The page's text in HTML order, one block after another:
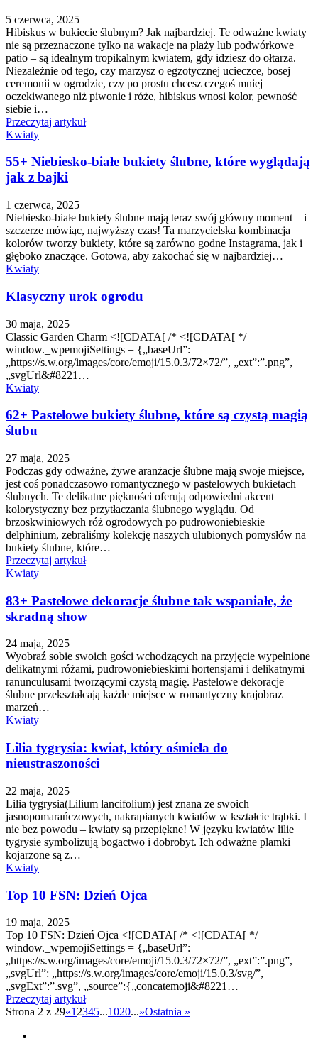
5 czerwca, 2025
Hibiskus w bukiecie ślubnym? Jak najbardziej. Te odważne kwiaty
nie są przeznaczone tylko na wakacje na plaży lub podwórkowe
patio – są idealnym tropikalnym kwiatem, gdy idziesz do ołtarza.
Niezależnie od tego, czy marzysz o egzotycznej ucieczce, bosej
ceremonii w ogrodzie, czy po prostu chcesz czegoś mniej
oczekiwanego niż piwonie i róże, hibiskus wnosi kolor, pewność
siebie i…
Przeczytaj artykuł
Kwiaty
55+ Niebiesko-białe bukiety ślubne, które wyglądają
jak z bajki
1 czerwca, 2025
Niebiesko-białe bukiety ślubne mają teraz swój główny moment – i
szczerze mówiąc, najwyższy czas! Ta marzycielska kombinacja
kolorów tworzy bukiety, które są zarówno godne Instagrama, jak i
głęboko znaczące. Gotowa, aby zakochać się w najbardziej…
Kwiaty
Klasyczny urok ogrodu
30 maja, 2025
Classic Garden Charm <![CDATA[ /* <![CDATA[ */
window._wpemojiSettings = {„baseUrl”:
„https://s.w.org/images/core/emoji/15.0.3/72×72/”, „ext”:”.png”,
„svgUrl&#8221…
Kwiaty
62+ Pastelowe bukiety ślubne, które są czystą magią
ślubu
27 maja, 2025
Podczas gdy odważne, żywe aranżacje ślubne mają swoje miejsce,
jest coś ponadczasowo romantycznego w pastelowych bukietach
ślubnych. Te delikatne piękności oferują odpowiedni akcent
kolorystyczny bez przytłaczania ślubnego wyglądu. Od
brzoskwiniowych róż ogrodowych po pudrowoniebieskie
delphinium, zebraliśmy kolekcję naszych ulubionych pomysłów na
bukiety ślubne, które…
Przeczytaj artykuł
Kwiaty
83+ Pastelowe dekoracje ślubne tak wspaniałe, że
skradną show
24 maja, 2025
Wyobraź sobie swoich gości wchodzących na przyjęcie wypełnione
delikatnymi różami, pudrowoniebieskimi hortensjami i delikatnymi
ranunculusami tworzącymi czystą magię. Pastelowe dekoracje
ślubne przekształcają każde miejsce w romantyczny krajobraz
marzeń…
Kwiaty
Lilia tygrysia: kwiat, który ośmiela do
nieustraszoności
22 maja, 2025
Lilia tygrysia(Lilium lancifolium) jest znana ze swoich
jasnopomarańczowych, nakrapianych kwiatów w kształcie trąbki. I
nie bez powodu – kwiaty są przepiękne! W języku kwiatów lilie
tygrysie symbolizują bogactwo i dobrobyt. Ich odważne plamki
kojarzone są z…
Kwiaty
Top 10 FSN: Dzień Ojca
19 maja, 2025
Top 10 FSN: Dzień Ojca <![CDATA[ /* <![CDATA[ */
window._wpemojiSettings = {„baseUrl”:
„https://s.w.org/images/core/emoji/15.0.3/72×72/”, „ext”:”.png”,
„svgUrl”: „https://s.w.org/images/core/emoji/15.0.3/svg/”,
„svgExt”:”.svg”, „source”:{„concatemoji&#8221…
Przeczytaj artykuł
Strona 2 z 29«1 2345...1020...»Ostatnia »